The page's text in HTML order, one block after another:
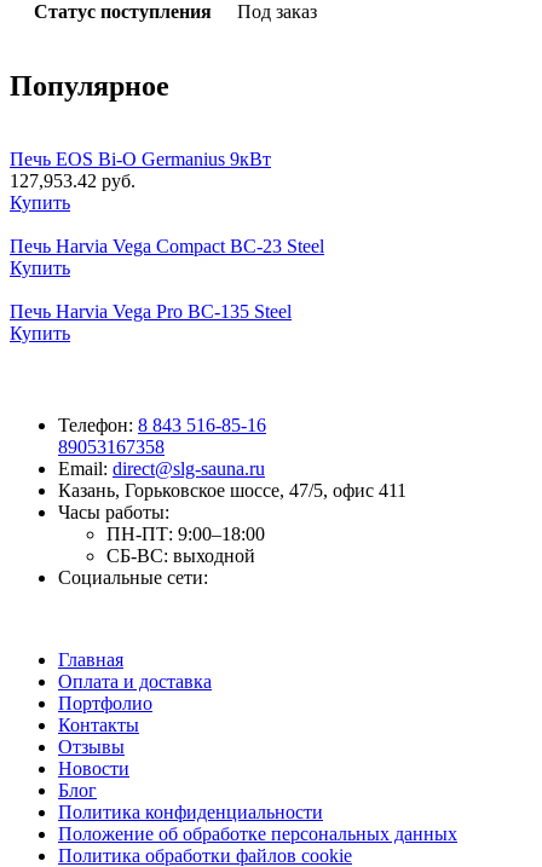
Статус поступления Под заказ
Популярное
Печь EOS Bi-O Germanius 9кВт
127,953.42 руб.
Купить
Печь Harvia Vega Compact BC-23 Steel
Купить
Печь Harvia Vega Pro BC-135 Steel
Купить
Телефон: 8 843 516-85-16
89053167358
Email: direct@slg-sauna.ru
Казань, Горьковское шоссе, 47/5, офис 411
Часы работы:
ПН-ПТ: 9:00–18:00
СБ-ВС: выходной
Социальные сети:
Главная
Оплата и доставка
Портфолио
Контакты
Отзывы
Новости
Блог
Политика конфиденциальности
Положение об обработке персональных данных
Политика обработки файлов cookie